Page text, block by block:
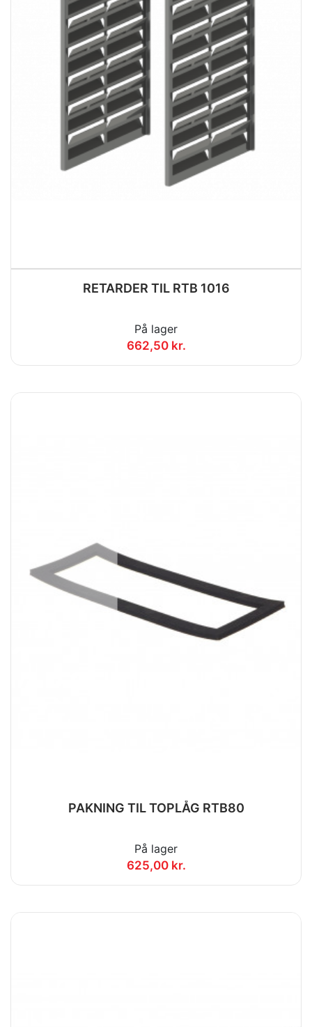
RETARDER TIL RTB 1016
På lager
662,50 kr.
PAKNING TIL TOPLÅG RTB80
På lager
625,00 kr.